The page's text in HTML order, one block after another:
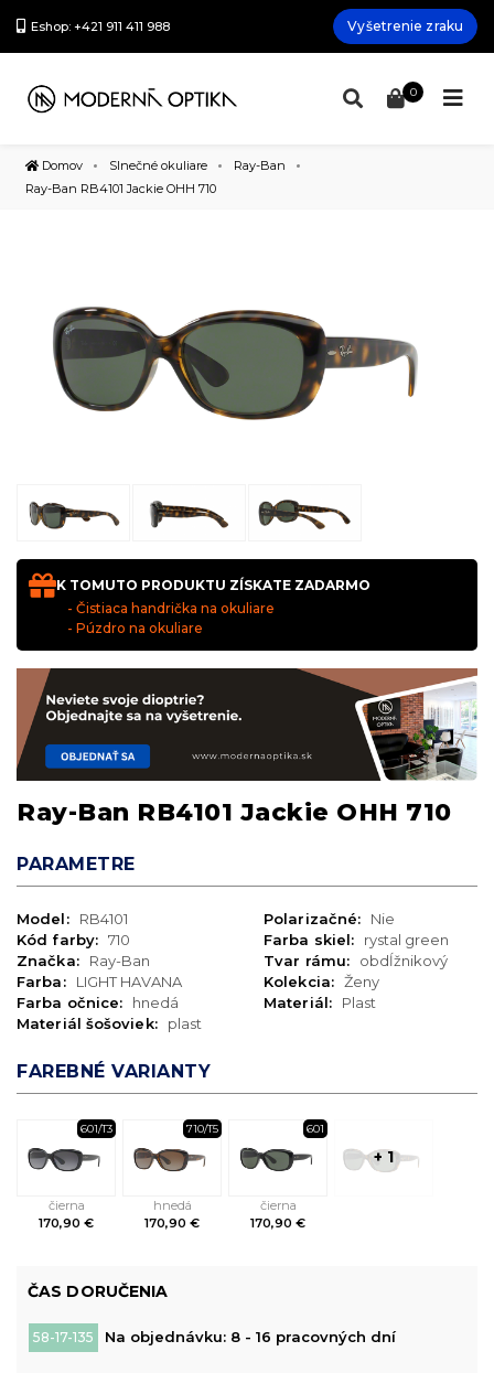
Eshop: +421 911 411 988 Vyšetrenie zraku
0
Domov Slnečné okuliare
Ray-Ban
Ray-Ban RB4101 Jackie OHH 710
K TOMUTO PRODUKTU ZÍSKATE ZADARMO
- Čistiaca handrička na okuliare
- Púzdro na okuliare
Ray-Ban RB4101 Jackie OHH 710
PARAMETRE
Model:
RB4101
Kód farby: 710
Značka:
Ray-Ban
Farba:
LIGHT HAVANA
Farba očnice:
hnedá
Materiál šošoviek:
plast
Polarizačné:
Nie
Farba skiel:
rystal green
Tvar rámu:
obdĺžnikový
Kolekcia: Ženy
Materiál:
Plast
FAREBNÉ VARIANTY
601/T3
čierna
170,90 €
710/T5
hnedá
170,90 €
601
čierna
170,90 €
+ 1
ČAS DORUČENIA
58-17-135 Na objednávku: 8 - 16 pracovných dní